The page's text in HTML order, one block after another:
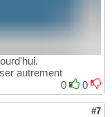
autrement
0
0
#7